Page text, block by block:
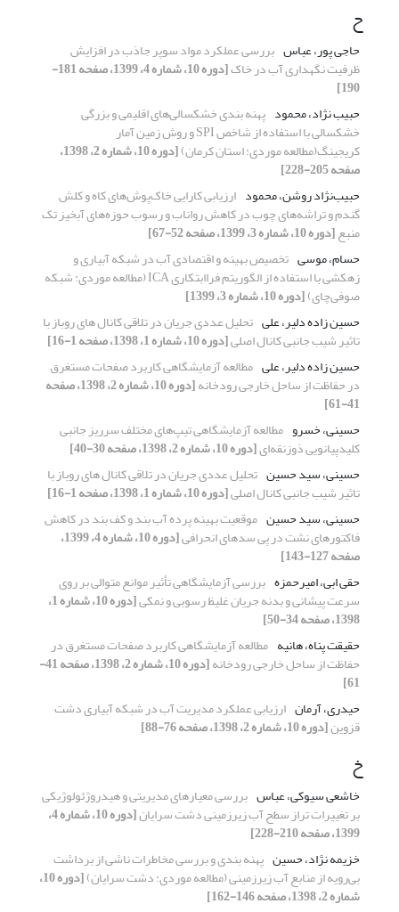
ح
حاجی پور، عباس بررسی عملکرد مواد سوپر جاذب در افزایش
ظرفیت نگهداری آب در خاک [دوره 10، شماره 4، 1399، صفحه 181-
190]
حبیب نژاد، محمود پهنه بندی خشکسالی‌های اقلیمی و بزرگی
خشکسالی با استفاده از شاخص SPI و روش زمین آمار
کریجینگ(مطالعه موردی: استان کرمان) [دوره 10، شماره 2، 1398،
صفحه 205-228]
حبیب‌نژاد روشن، محمود ارزیابی کارایی خاک‌پوش‌های کاه و کلش
گندم و تراشه‌های چوب در کاهش رواناب و رسوب حوزه‌های آبخیز تک
منبع[دوره 10، شماره 3، 1399، صفحه 52-67]
حسام، موسی تخصیص بهینه و اقتصادی آب در شبکه آبیاری و
زهکشی با استفاده از الگوریتم فراابتکاری ICA (مطالعه موردی: شبکه
صوفی‌چای)[دوره 10، شماره 3، 1399]
حسین زاده دلیر، علی تحلیل عددی جریان در تلاقی کانال های روباز با
تاثیر شیب جانبی کانال اصلی[دوره 10، شماره 1، 1398، صفحه 1-16]
حسین زاده دلیر، علی مطالعه آزمایشگاهی کاربرد صفحات مستغرق
در حفاظت از ساحل خارجی رودخانه [دوره 10، شماره 2، 1398، صفحه
41-61]
حسینی، خسرو مطالعه آزمایشگاهی تیپ‌های مختلف سرریز جانبی
کلیدپیانویی ذوزنقه‌ای[دوره 10، شماره 2، 1398، صفحه 30-40]
حسینی، سید حسین تحلیل عددی جریان در تلاقی کانال های روباز با
تاثیر شیب جانبی کانال اصلی[دوره 10، شماره 1، 1398، صفحه 1-16]
حسینی، سید حسین موقعیت بهینه پرده آب بند و کف بند در کاهش
فاکتورهای نشت در پی سدهای انحرافی [دوره 10، شماره 4، 1399،
صفحه 127-143]
حقی ابی، امیرحمزه بررسی آزمایشگاهی تأثیر موانع متوالی بر روی
سرعت پیشانی و بدنه جریان غلیظ رسوبی و نمکی [دوره 10، شماره 1،
1398، صفحه 34-50]
حقیقت پناه، هانیه مطالعه آزمایشگاهی کاربرد صفحات مستغرق در
حفاظت از ساحل خارجی رودخانه [دوره 10، شماره 2، 1398، صفحه 41-
61]
حیدری، آرمان ارزیابی عملکرد مدیریت آب در شبکه آبیاری دشت
قزوین[دوره 10، شماره 2، 1398، صفحه 76-88]
خ
خاشعی سیوکی، عباس بررسی معیارهای مدیریتی و هیدروژئولوژیکی
بر تغییرات تراز سطح آب زیرزمینی دشت سرایان [دوره 10، شماره 4،
1399، صفحه 210-228]
خزیمه نژاد، حسین پهنه ‌بندی و بررسی مخاطرات ناشی از برداشت
بی‌رویه از منابع آب زیرزمینی (مطالعه موردی: دشت سرایان) [دوره 10،
شماره 2، 1398، صفحه 146-162]